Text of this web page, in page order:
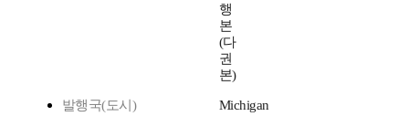
행
본
(다
권
본)
발행국(도시) Michigan